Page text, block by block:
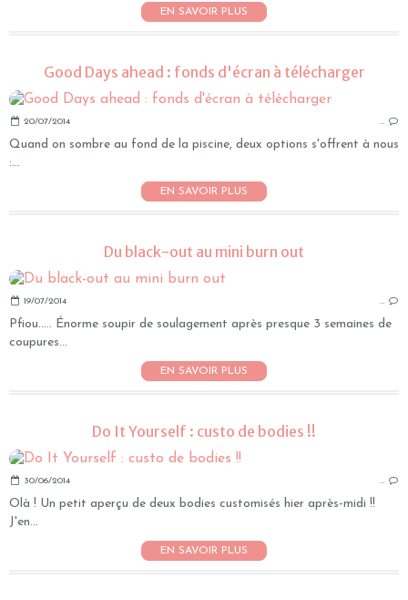
EN SAVOIR PLUS
Good Days ahead : fonds d'écran à télécharger
20/07/2014 …
Quand on sombre au fond de la piscine, deux options s'offrent à nous
:...
EN SAVOIR PLUS
Du black-out au mini burn out
19/07/2014 …
Pfiou..... Énorme soupir de soulagement après presque 3 semaines de
coupures...
EN SAVOIR PLUS
Do It Yourself : custo de bodies !!
30/06/2014 …
Olà ! Un petit aperçu de deux bodies customisés hier après-midi !!
J'en...
EN SAVOIR PLUS